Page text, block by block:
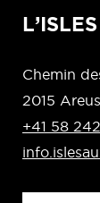
Chemin
2015
+41 58